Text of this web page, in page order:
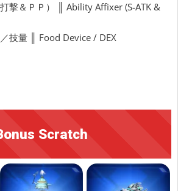
撃＆ＰＰ） ║ Ability Affixer (S-ATK &
技量 ║ Food Device / DEX
Scratch